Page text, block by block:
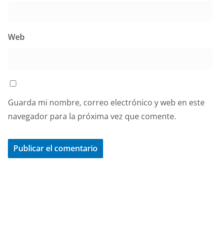
Web
Guarda mi nombre, correo electrónico y web en este
navegador para la próxima vez que comente.